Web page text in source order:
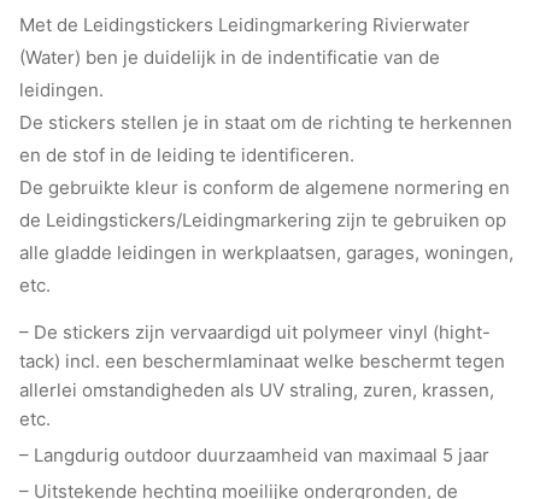
Met de Leidingstickers Leidingmarkering Rivierwater
(Water) ben je duidelijk in de indentificatie van de
leidingen.
De stickers stellen je in staat om de richting te herkennen
en de stof in de leiding te identificeren.
De gebruikte kleur is conform de algemene normering en
de Leidingstickers/Leidingmarkering zijn te gebruiken op
alle gladde leidingen in werkplaatsen, garages, woningen,
etc.
– De stickers zijn vervaardigd uit polymeer vinyl (hight-
tack) incl. een beschermlaminaat welke beschermt tegen
allerlei omstandigheden als UV straling, zuren, krassen,
etc.
– Langdurig outdoor duurzaamheid van maximaal 5 jaar
– Uitstekende hechting moeilijke ondergronden, de